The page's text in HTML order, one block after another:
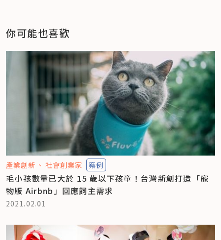
你可能也喜歡
產業創新 社會創業家 案例
毛小孩數量已大於 15 歲以下孩童！台灣新創打造「寵
物版 Airbnb」回應飼主需求
2021.02.01